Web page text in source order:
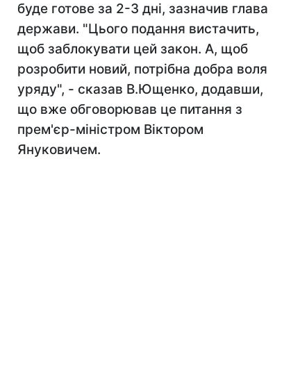
буде готове за 2-3 дні, зазначив глава
держави. "Цього подання вистачить,
щоб заблокувати цей закон. А, щоб
розробити новий, потрібна добра воля
уряду", - сказав В.Ющенко, додавши,
що вже обговорював це питання з
прем'єр-міністром Віктором
Януковичем.